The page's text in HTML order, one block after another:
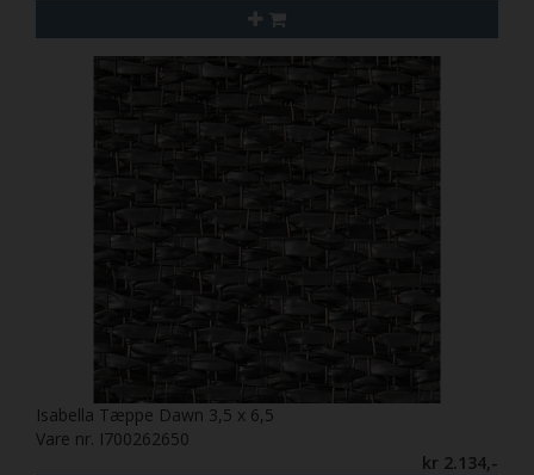
Isabella Tæppe Dawn 3,5 x 6,5
Vare nr. I700262650
kr 2.134,-